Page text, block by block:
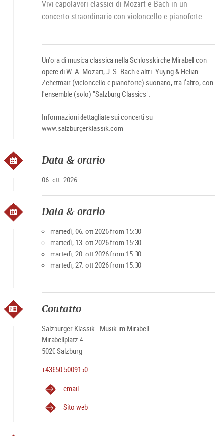
Vivi capolavori classici di Mozart e Bach in un
concerto straordinario con violoncello e pianoforte.
Un'ora di musica classica nella Schlosskirche Mirabell con
opere di W. A. Mozart, J. S. Bach e altri. Yuying & Helian
Zehetmair (violoncello e pianoforte) suonano, tra l'altro, con
l'ensemble (solo) "Salzburg Classics".
Informazioni dettagliate sui concerti su
www.salzburgerklassik.com
Data & orario
06. ott. 2026
Data & orario
martedì, 06. ott 2026 from 15:30
martedì, 13. ott 2026 from 15:30
martedì, 20. ott 2026 from 15:30
martedì, 27. ott 2026 from 15:30
Contatto
Salzburger Klassik - Musik im Mirabell
Mirabellplatz 4
5020 Salzburg
+43650 5009150
email
Sito web